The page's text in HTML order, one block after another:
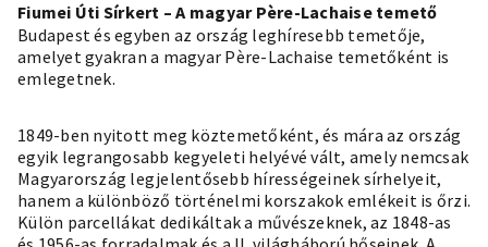
Fiumei Úti Sírkert – A magyar Père-Lachaise temető
Budapest és egyben az ország leghíresebb temetője,
amelyet gyakran a magyar Père-Lachaise temetőként is
emlegetnek.
1849-ben nyitott meg köztemetőként, és mára az ország
egyik legrangosabb kegyeleti helyévé vált, amely nemcsak
Magyarország legjelentősebb hírességeinek sírhelyeit,
hanem a különböző történelmi korszakok emlékeit is őrzi.
Külön parcellákat dedikáltak a művészeknek, az 1848-as